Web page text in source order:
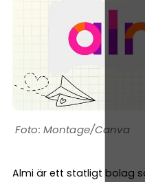
Montage/Canva
Almi är ett statligt bolag